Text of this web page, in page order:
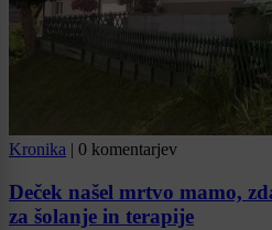
Kronika | 0 komentarjev
Deček našel mrtvo mamo,
za šolanje in terapije